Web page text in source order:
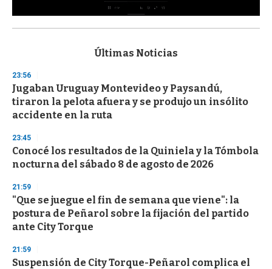
s
d
s
o
f
3
s
e
c
o
d
s
Últimas Noticias
23:56
Jugaban Uruguay Montevideo y Paysandú,
tiraron la pelota afuera y se produjo un insólito
accidente en la ruta
23:45
Conocé los resultados de la Quiniela y la Tómbola
nocturna del sábado 8 de agosto de 2026
21:59
"Que se juegue el fin de semana que viene": la
postura de Peñarol sobre la fijación del partido
ante City Torque
21:59
Suspensión de City Torque-Peñarol complica el